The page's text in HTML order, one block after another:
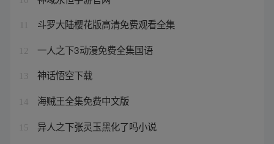
斗罗大陆樱花版高清免费观看全集
12 一人之下3动漫免费全集国语
13 神话悟空下载
14 海贼王全集免费中文版
15 异人之下张灵玉黑化了吗小说